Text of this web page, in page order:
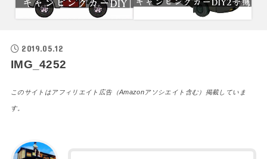
2019.05.12
IMG_4252
このサイトはアフィリエイト広告（Amazonアソシエイト含む）掲載していま
す。